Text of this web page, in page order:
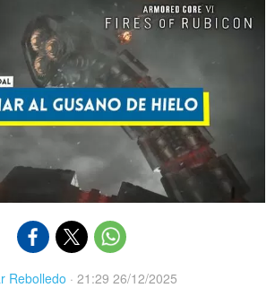
Rebolledo · 21:29 26/12/2025